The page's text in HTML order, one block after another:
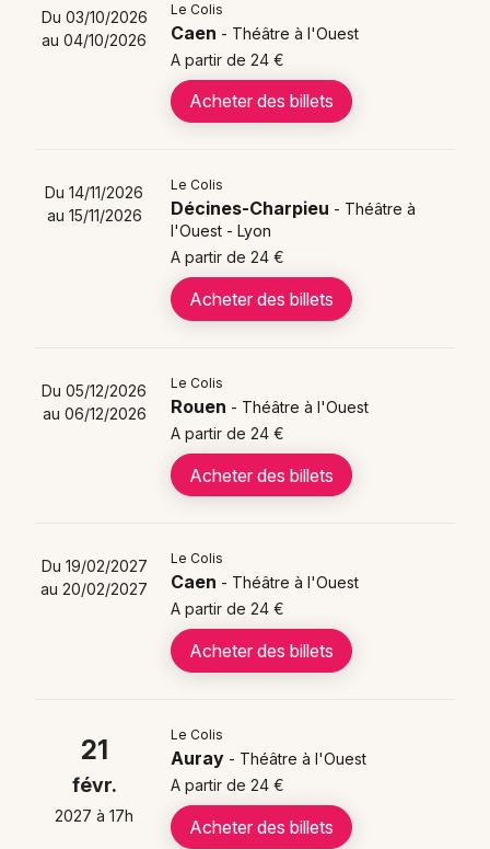
Artistes en tournée
Choisir mes départements
Je m'abonne
représentations programmées dans plusieurs
villes françaisestout au long de 2025 et 2026. Cette
comédie théâtrale du Théâtre à l'Ouest d'Auray
continue de séduire les publics avec l'histoire de
paquet.
La production maintient unrythme soutenu de
qui permettent aux spectateurs de
déjantée. Le format itinérant du spectacle assure une
diffusion large de cette création humoristique qui
transforme une situation du quotidien en
défis insolites et hilarants.
Où voir Le Colis spectacle en
tournée en 2025-2026 ?
Le Colis présente sesreprésentations dans
plusieurs villes françaisesavec des dates réparties
entre fin 2025 et courant 2026 :
Auray (56)
Le Colis du 03/10/2026 au 20/02/2027 - Théâtre
à l'Ouest - Caen (14)
Le Colis du 14/11/2026 au 15/11/2026 - Théâtre à
Du 03/10/2026
au 04/10/2026
Le Colis
Caen - Théâtre à l'Ouest
A partir de 24 €
Acheter des billets
Du 14/11/2026
au 15/11/2026
Le Colis
Décines-Charpieu - Théâtre à
l'Ouest - Lyon
A partir de 24 €
Acheter des billets
Du 05/12/2026
au 06/12/2026
Le Colis
Rouen - Théâtre à l'Ouest
A partir de 24 €
Acheter des billets
Du 19/02/2027
au 20/02/2027
Le Colis
Caen - Théâtre à l'Ouest
A partir de 24 €
Acheter des billets
21
févr.
2027 à 17h
Le Colis
Auray - Théâtre à l'Ouest
A partir de 24 €
Acheter des billets